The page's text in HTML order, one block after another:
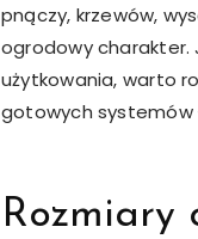
pnączy, krzewów,
ogrodowy charakter.
użytkowania, warto
gotowych systemów
Rozmiary